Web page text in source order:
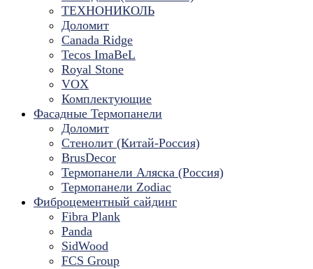
ТЕХНОНИКОЛЬ
Доломит
Canada Ridge
Tecos ImaBeL
Royal Stone
VOX
Комплектующие
Фасадные Термопанели
Доломит
Стенолит (Китай-Россия)
BrusDecor
Термопанели Аляска (Россия)
Термопанели Zodiac
Фиброцементный сайдинг
Fibra Plank
Panda
SidWood
FCS Group